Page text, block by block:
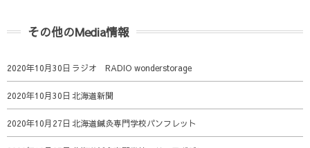
その他のMedia情報
2020年10月30日 ラジオ RADIO wonderstorage
2020年10月30日 北海道新聞
2020年10月27日 北海道鍼灸専門学校パンフレット